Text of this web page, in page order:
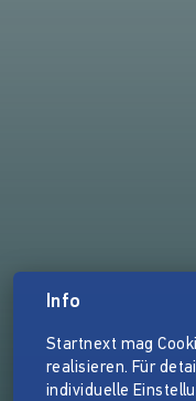
Info
Startnext mag
realisieren. Für
individuelle